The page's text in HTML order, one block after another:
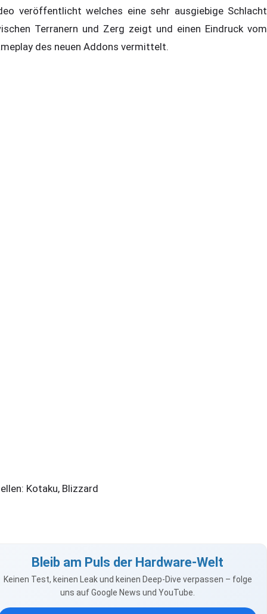
veröffentlicht welches eine sehr ausgiebige Schlacht
Terranern und Zerg zeigt und einen Eindruck vom
des neuen Addons vermittelt.
Kotaku, Blizzard
Bleib am Puls der Hardware-Welt
Keinen Test, keinen Leak und keinen Deep-Dive verpassen – folge
uns auf Google News und YouTube.